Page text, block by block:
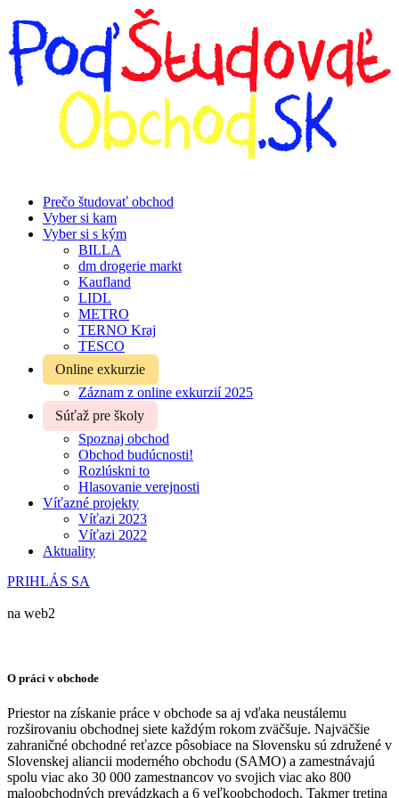
Prečo študovať obchod
Vyber si kam
Vyber si s kým
BILLA
dm drogerie markt
Kaufland
LIDL
METRO
TERNO Kraj
TESCO
Online exkurzie
Záznam z online exkurzií 2025
Súťaž pre školy
Spoznaj obchod
Obchod budúcnosti!
Rozlúskni to
Hlasovanie verejnosti
Víťazné projekty
Víťazi 2023
Víťazi 2022
Aktuality
PRIHLÁS SA
na web2
O práci v obchode
Priestor na získanie práce v obchode sa aj vďaka neustálemu
rozširovaniu obchodnej siete každým rokom zväčšuje. Najväčšie
zahraničné obchodné reťazce pôsobiace na Slovensku sú združené v
Slovenskej aliancii moderného obchodu (SAMO) a zamestnávajú
spolu viac ako 30 000 zamestnancov vo svojich viac ako 800
maloobchodných prevádzkach a 6 veľkoobchodoch. Takmer tretina